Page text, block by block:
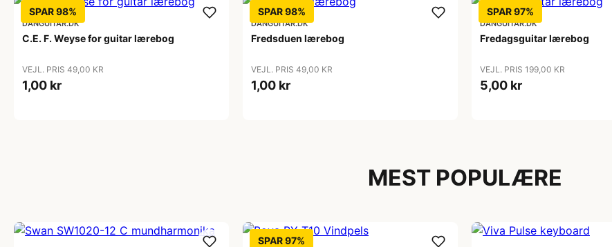
SPAR 98%
DANGUITAR.DK
C.E. F. Weyse for guitar lærebog
VEJL. PRIS 49,00 KR
1,00 kr
SPAR 98%
DANGUITAR.DK
Fredsduen lærebog
VEJL. PRIS 49,00 KR
1,00 kr
SPAR 97%
DANGUITAR.DK
Fredagsguitar lærebog
VEJL. PRIS 199,00 KR
5,00 kr
MEST POPULÆRE
SPAR 97%